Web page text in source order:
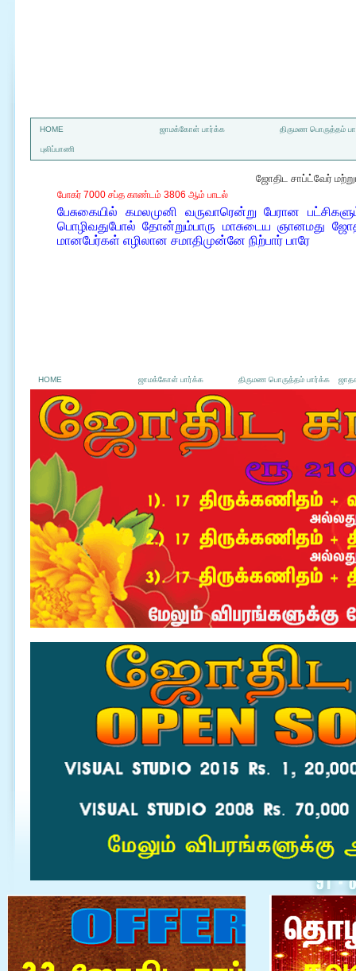
HOME ஜாமக்கோள் பார்க்க திருமண பொருத்தம்
புலிப்பாணி
ஜோதிட சாப்ட்வேர்
போகர் 7000 சப்த காண்டம் 3806 ஆம் பாடல்
பேசுகையில் கமலமுனி வருவாரென்று பேரான
பொழிவதுபோல் தோன்றும்பாரு மாசுடைய ஞானமது
மானபேர்கள் எழிலான சமாதிமுன்னே நிற்பார் பாரே
HOME ஜாமக்கோள் பார்க்க திருமண பொருத்தம் பார்க்க